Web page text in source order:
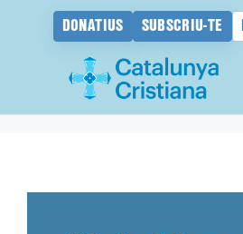
DONATIUS SUBSCRIU-TE